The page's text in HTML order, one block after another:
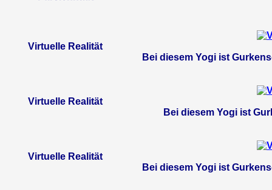
Virtuelle Realität
Bei diesem Yogi ist
Virtuelle Realität
Bei diesem Yogi ist
Virtuelle Realität
Bei diesem Yogi ist